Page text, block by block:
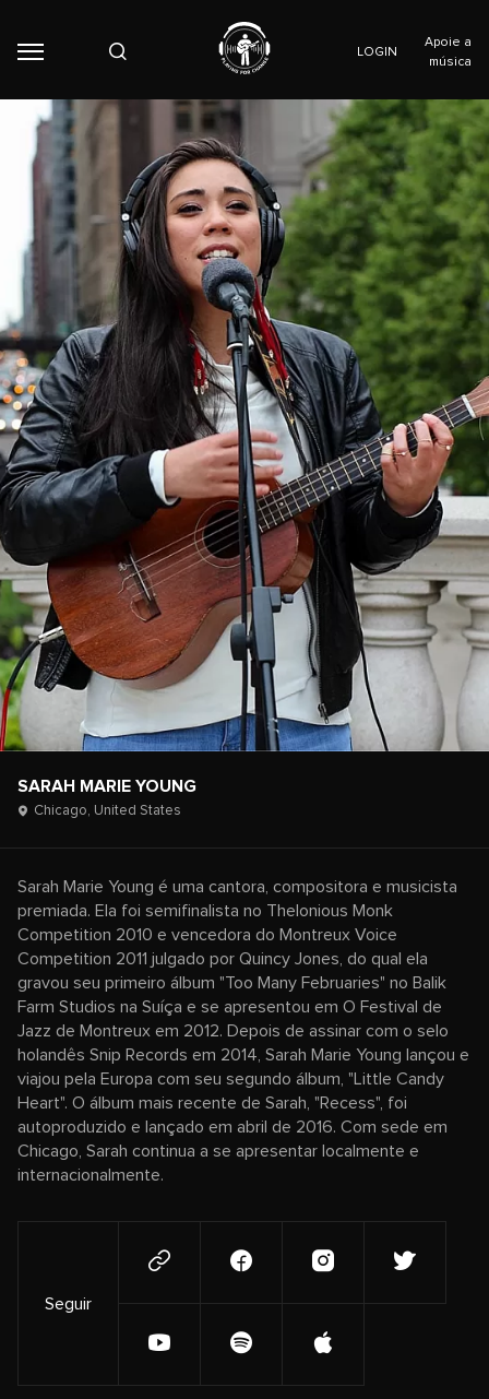
LOGIN
Apoie a
música
SARAH MARIE YOUNG
Chicago, United States
Sarah Marie Young é uma cantora, compositora e musicista
premiada. Ela foi semifinalista no Thelonious Monk
Competition 2010 e vencedora do Montreux Voice
Competition 2011 julgado por Quincy Jones, do qual ela
gravou seu primeiro álbum "Too Many Februaries" no Balik
Farm Studios na Suíça e se apresentou em O Festival de
Jazz de Montreux em 2012. Depois de assinar com o selo
holandês Snip Records em 2014, Sarah Marie Young lançou e
viajou pela Europa com seu segundo álbum, "Little Candy
Heart". O álbum mais recente de Sarah, "Recess", foi
autoproduzido e lançado em abril de 2016. Com sede em
Chicago, Sarah continua a se apresentar localmente e
internacionalmente.
Seguir